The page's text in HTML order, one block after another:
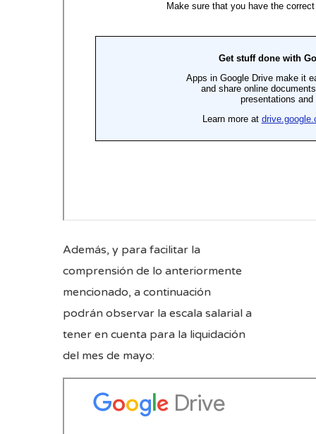
Además, y para facilitar la
comprensión de lo anteriormente
mencionado, a continuación
podrán observar la escala salarial a
tener en cuenta para la liquidación
del mes de mayo: